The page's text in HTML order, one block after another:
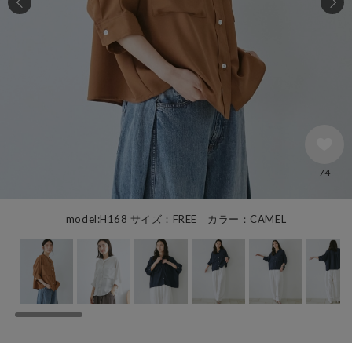
model:H168 サイズ：FREE カラー：CAMEL
74